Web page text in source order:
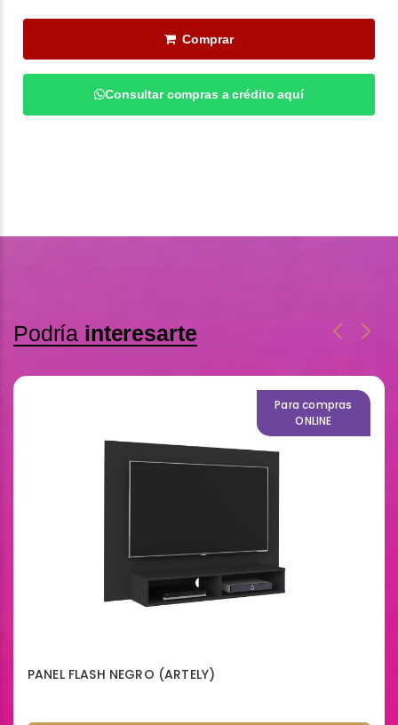
Comprar
Consultar compras a crédito aquí
Podría interesarte
Para compras
ONLINE
PANEL FLASH NEGRO (ARTELY)